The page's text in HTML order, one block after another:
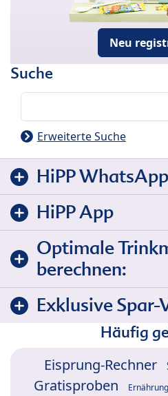
Neu
Suche
Erweiterte Suche
HiPP
HiPP App
Optimale
berechnen:
Exklusive
Häufig
Eisprung-Rechner
Gratisproben